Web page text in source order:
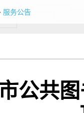
服务公告
公共